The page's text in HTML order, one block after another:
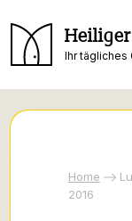
Ihr tägliches
Home
2016